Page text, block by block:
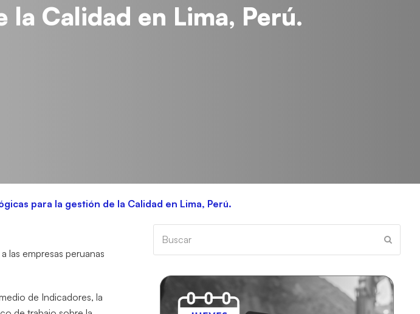
la Calidad en Lima, Perú.
para la gestión de la Calidad en Lima, Perú.
las empresas peruanas
de Indicadores, la